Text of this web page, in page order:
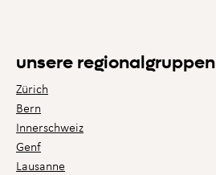
unsere regionalgruppen
Zürich
Bern
Innerschweiz
Genf
Lausanne